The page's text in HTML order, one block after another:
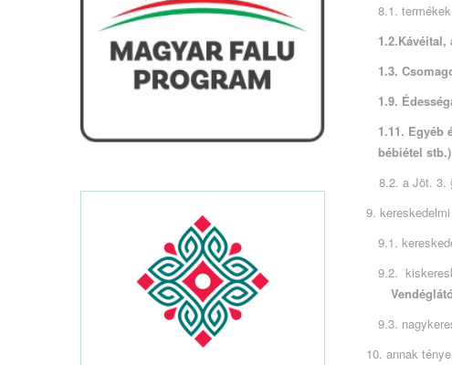
8.1.
1.3.
1.9.
1.11. Egyéb
bébiétel stb.)
8.2. a Jöt. 3.
9.
9.1.
9.2.
9.3.
10. annak